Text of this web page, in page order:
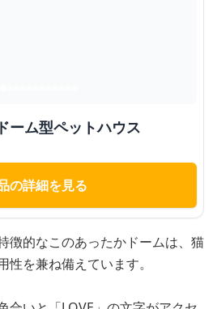
ーム型ペットハウス
の詳細を見る
徴的なこのあったかドームは、猫
を兼ね備えています。